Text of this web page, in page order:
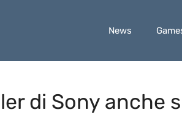
News
di Sony anche